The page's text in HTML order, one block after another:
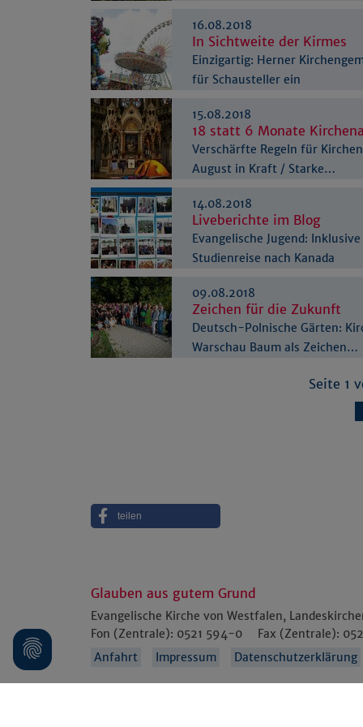
16.08.2018
In Sichtweite der Kirmes
Einzigartig: Herner
für Schausteller ein
15.08.2018
18 statt 6 Monate
Verschärfte Regeln für
August in Kraft / Starke…
14.08.2018
Liveberichte im Blog
Evangelische Jugend: Inklusive
Studienreise nach Kanada
09.08.2018
Zeichen für die Zukunft
Deutsch-Polnische Gärten:
Warschau Baum als Zeichen…
Seite 1
teilen
Glauben aus gutem Grund
Evangelische Kirche von Westfalen,
Fon (Zentrale): 0521 594-0 Fax (Zentrale):
Anfahrt
Impressum Datenschutzerklärung